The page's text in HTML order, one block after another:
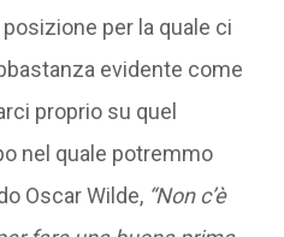
per la quale ci
evidente come
proprio su quel
nel quale potremmo
Oscar Wilde, “Non c’è